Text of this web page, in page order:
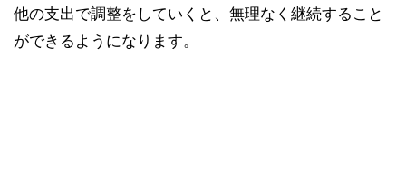
他の支出で調整をしていくと、無理なく継続すること
ができるようになります。